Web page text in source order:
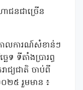
ជនជាច្រើន
ោលការណ៍សំខាន់ៗ
ទ ទីតាំងប្រារព្ធ
ាជ្យជាតិ ចាប់ពី
០២៥ រួមមាន ៖